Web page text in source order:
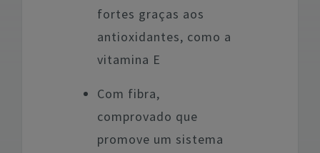
fortes graças aos
antioxidantes, como a
vitamina E
Com fibra,
comprovado que
promove um sistema